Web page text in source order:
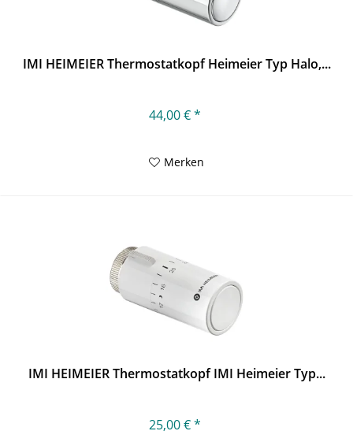
IMI HEIMEIER Thermostatkopf Heimeier Typ Halo,...
44,00 € *
Merken
IMI HEIMEIER Thermostatkopf IMI Heimeier Typ...
25,00 € *